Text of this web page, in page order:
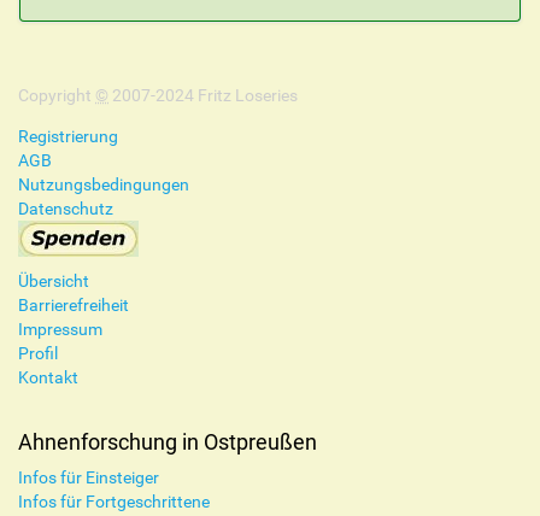
Copyright © 2007-2024 Fritz Loseries
Registrierung
AGB
Nutzungsbedingungen
Datenschutz
Übersicht
Barrierefreiheit
Impressum
Profil
Kontakt
Ahnenforschung in Ostpreußen
Infos für Einsteiger
Infos für Fortgeschrittene